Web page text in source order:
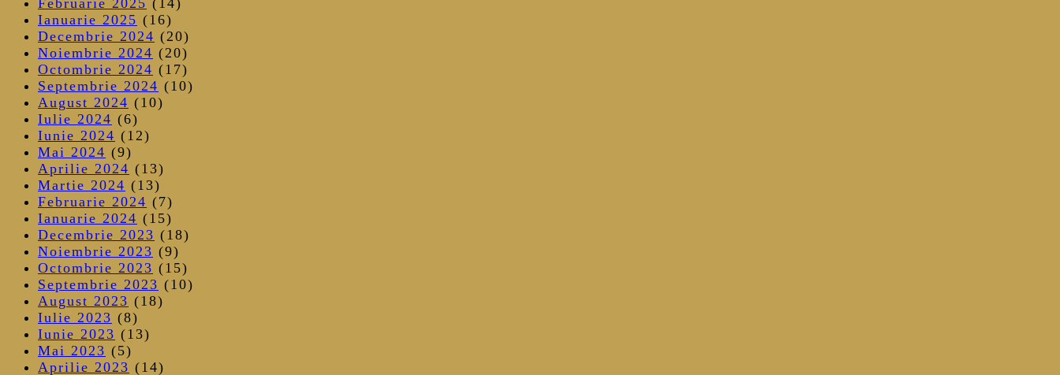
Februarie 2025 (14)
Ianuarie 2025 (16)
Decembrie 2024 (20)
Noiembrie 2024 (20)
Octombrie 2024 (17)
Septembrie 2024 (10)
August 2024 (10)
Iulie 2024 (6)
Iunie 2024 (12)
Mai 2024 (9)
Aprilie 2024 (13)
Martie 2024 (13)
Februarie 2024 (7)
Ianuarie 2024 (15)
Decembrie 2023 (18)
Noiembrie 2023 (9)
Octombrie 2023 (15)
Septembrie 2023 (10)
August 2023 (18)
Iulie 2023 (8)
Iunie 2023 (13)
Mai 2023 (5)
Aprilie 2023 (14)